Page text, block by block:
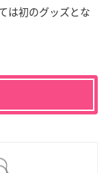
は初のグッズとな